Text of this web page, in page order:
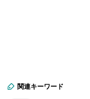
関連キーワード